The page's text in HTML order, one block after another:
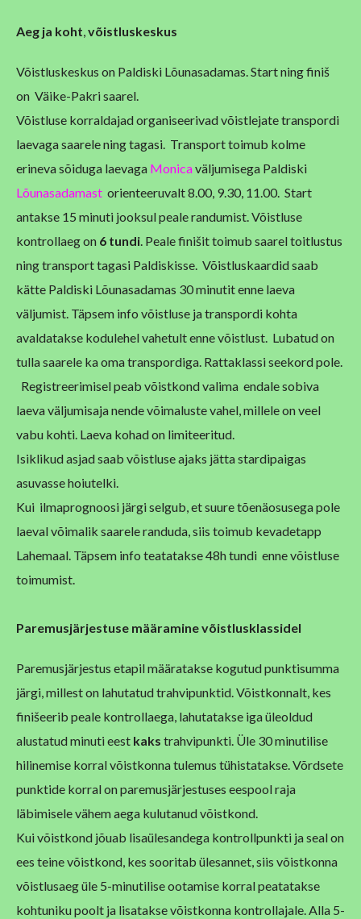
Aeg ja koht,võistluskeskus
Võistluskeskus on Paldiski Lõunasadamas. Start ning finiš
on Väike-Pakri saarel.
Võistluse korraldajad organiseerivad võistlejate transpordi
laevaga saarele ning tagasi. Transport toimub kolme
erineva sõiduga laevaga Monicaväljumisega Paldiski
Lõunasadamast orienteeruvalt 8.00, 9.30, 11.00. Start
antakse 15 minuti jooksul peale randumist. Võistluse
kontrollaeg on 6 tundi. Peale finišit toimub saarel toitlustus
ning transport tagasi Paldiskisse. Võistluskaardid saab
kätte Paldiski Lõunasadamas 30 minutit enne laeva
väljumist. Täpsem info võistluse ja transpordi kohta
avaldatakse kodulehel vahetult enne võistlust. Lubatud on
tulla saarele ka oma transpordiga. Rattaklassi seekord pole.
Registreerimisel peab võistkond valima endale sobiva
laeva väljumisaja nende võimaluste vahel, millele on veel
vabu kohti. Laeva kohad on limiteeritud.
Isiklikud asjad saab võistluse ajaks jätta stardipaigas
asuvasse hoiutelki.
Kui ilmaprognoosi järgi selgub, et suure tõenäosusega pole
laeval võimalik saarele randuda, siis toimub kevadetapp
Lahemaal. Täpsem info teatatakse 48h tundi enne võistluse
toimumist.
Paremusjärjestuse määramine võistlusklassidel
Paremusjärjestus etapil määratakse kogutud punktisumma
järgi, millest on lahutatud trahvipunktid. Võistkonnalt, kes
finišeerib peale kontrollaega, lahutatakse iga üleoldud
alustatud minuti eest kaks trahvipunkti. Üle 30 minutilise
hilinemise korral võistkonna tulemus tühistatakse. Võrdsete
punktide korral on paremusjärjestuses eespool raja
läbimisele vähem aega kulutanud võistkond.
Kui võistkond jõuab lisaülesandega kontrollpunkti ja seal on
ees teine võistkond, kes sooritab ülesannet, siis võistkonna
võistlusaeg üle 5-minutilise ootamise korral peatatakse
kohtuniku poolt ja lisatakse võistkonna kontrollajale. Alla 5-